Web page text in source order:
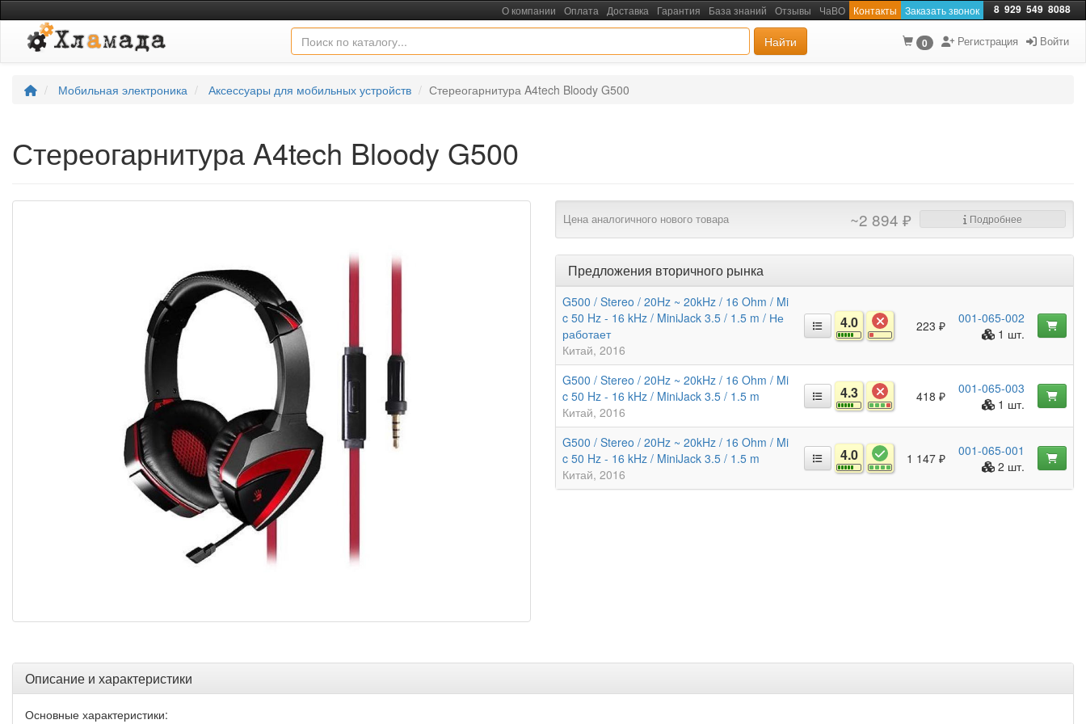
О компании Оплата Доставка Гарантия База знаний Отзывы ЧаВО Контакты Заказать звонок 8 929 549 8088
Найти 0 Регистрация Войти
Мобильная электроника Аксессуары для мобильных устройств Стереогарнитура A4tech Bloody G500
Стереогарнитура A4tech Bloody G500
Цена аналогичного нового товара ~2 894 ₽ Подробнее
Предложения вторичного рынка
G500 / Stereo / 20Hz ~ 20kHz / 16 Ohm / Mi
c 50 Hz - 16 kHz / MiniJack 3.5 / 1.5 m / Не
работает
Китай 2016
4.0 223 ₽
001-065-002
1 шт.
G500 / Stereo / 20Hz ~ 20kHz / 16 Ohm / Mi
c 50 Hz - 16 kHz / MiniJack 3.5 / 1.5 m
Китай 2016
4.3 418 ₽
001-065-003
1 шт.
G500 / Stereo / 20Hz ~ 20kHz / 16 Ohm / Mi
c 50 Hz - 16 kHz / MiniJack 3.5 / 1.5 m
Китай 2016
4.0 1 147 ₽
001-065-001
2 шт.
Описание и характеристики
Основные характеристики: